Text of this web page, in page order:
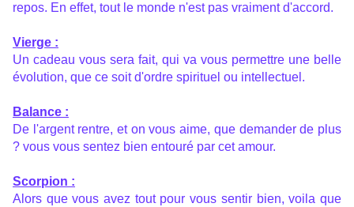
repos. En effet, tout le monde n'est pas vraiment d'accord.
Vierge :
Un cadeau vous sera fait, qui va vous permettre une belle
évolution, que ce soit d'ordre spirituel ou intellectuel.
Balance :
De l'argent rentre, et on vous aime, que demander de plus
? vous vous sentez bien entouré par cet amour.
Scorpion :
Alors que vous avez tout pour vous sentir bien, voila que